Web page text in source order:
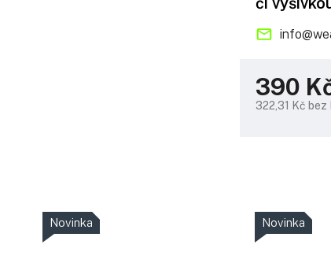
390
322,31 Kč bez
info@
Novinka Novinka